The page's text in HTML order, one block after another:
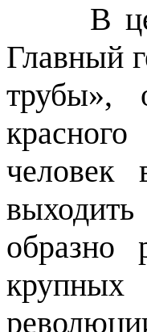
В
Главный
трубы»,
человек
образно
крупных